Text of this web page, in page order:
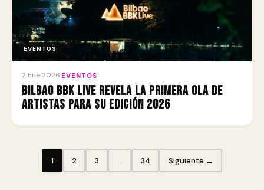
EVENTOS
2 Ene 2026 EVENTOS
Bilbao BBK Live revela la primera ola de
artistas para su edición 2026
1 2 3 … 34 Siguiente →